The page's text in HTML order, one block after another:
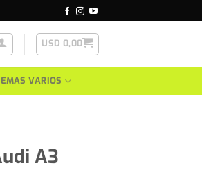
USD 0,00
VARIOS
A3